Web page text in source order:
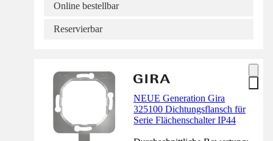
Online bestellbar
Reservierbar
NEUE Generation Gira
325100 Dichtungsflansch für
Serie Flächenschalter IP44